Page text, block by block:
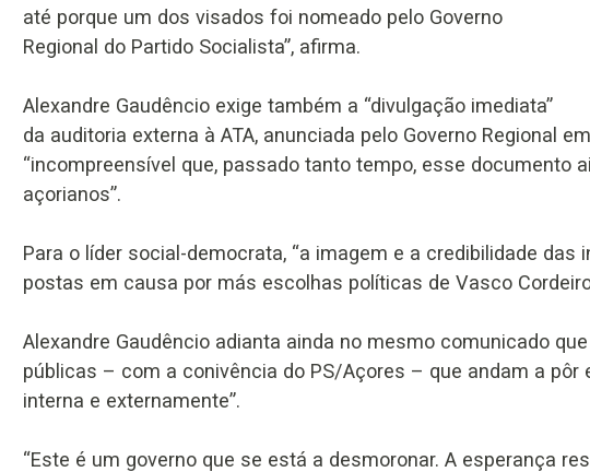
até porque um dos visados foi nomeado pelo Governo
Regional do Partido Socialista”, afirma.
Alexandre Gaudêncio exige também a “divulgação imediata”
da auditoria externa à ATA, anunciada pelo Governo Regional
“incompreensível que, passado tanto tempo, esse documento
açorianos”.
Para o líder social-democrata, “a imagem e a credibilidade
postas em causa por más escolhas políticas de Vasco Cordeiro
Alexandre Gaudêncio adianta ainda no mesmo comunicado
públicas – com a conivência do PS/Açores – que andam a pôr
interna e externamente”.
“Este é um governo que se está a desmoronar. A esperança